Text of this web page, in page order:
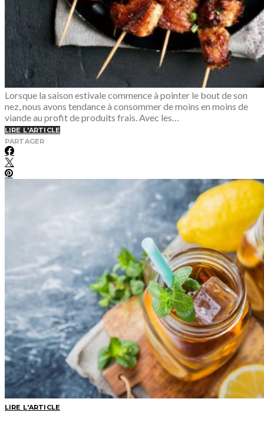
Lorsque la saison estivale commence à pointer le bout de son
nez, nous avons tendance à consommer de moins en moins de
viande au profit de produits frais. Avec les…
LIRE L'ARTICLE
PARTAGER
LIRE L'ARTICLE